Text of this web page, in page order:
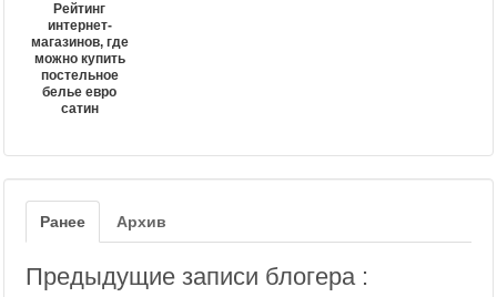
Рейтинг
интернет-
магазинов, где
можно купить
постельное
белье евро
сатин
Ранее Архив
Предыдущие записи блогера :